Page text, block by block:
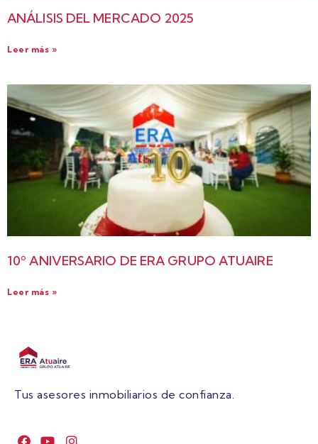
ANÁLISIS DEL MERCADO 2025
Leer más »
10º ANIVERSARIO DE ERA GRUPO ATUAIRE
Leer más »
Tus asesores inmobiliarios de confianza.